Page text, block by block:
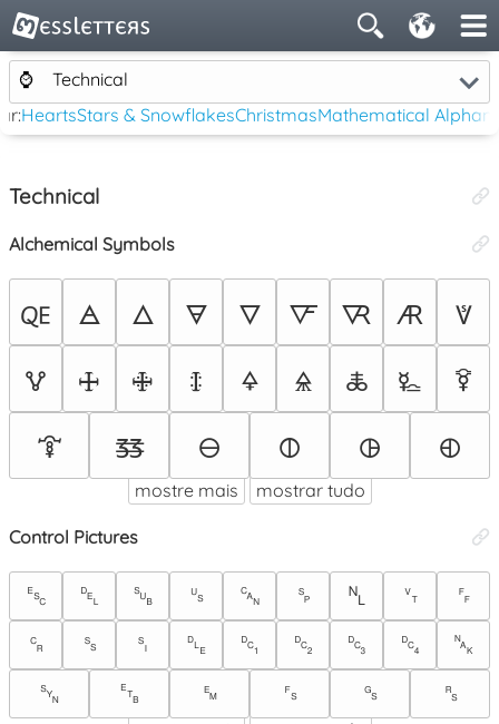
⌚
Technical
HeartsStars & SnowflakesChristmasMathematical
Technical
Alchemical Symbols
🜀 🜁 🜂 🜃 🜄 🜅 🜆 🜇 🜈
🜉 🜊 🜋 🜌 🜍 🜎 🜏 🜐 🜑
🜒 🜓 🜔 🜕 🜖 🜗
mostre mais mostrar tudo
Control Pictures
␛ ␡ ␚ ␟ ␘ ␠ ␤ ␋
␌
␍
␎ ␏ ␐ ␑ ␒ ␓ ␔
␕
␖
␗ ␙ ␜ ␝ ␞